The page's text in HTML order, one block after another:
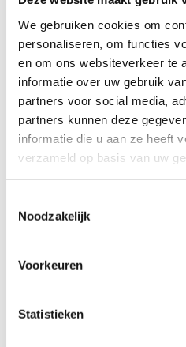
We gebruiken cookies om
personaliseren, om functies
en om ons websiteverkeer te
informatie over uw gebruik
partners voor social media,
partners kunnen deze
informatie die u aan ze heeft
verzameld op basis van uw
Noodzakelijk
Voorkeuren
Statistieken